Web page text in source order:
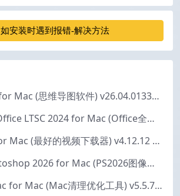
如安装时遇到报错-解决方法
Xmind Pro for Mac (思维导图软件) v26.04.01337 永久激活版
Microsoft Office LTSC 2024 for Mac (Office全家桶) v16.111.2 中文激活版
Downie 4 for Mac (最好的视频下载器) v4.12.12 激活版
Adobe Photoshop 2026 for Mac (PS2026图像编辑处理软件) v27.6.0 中文版
CleanMyMac for Mac (Mac清理优化工具) v5.5.7 激活版